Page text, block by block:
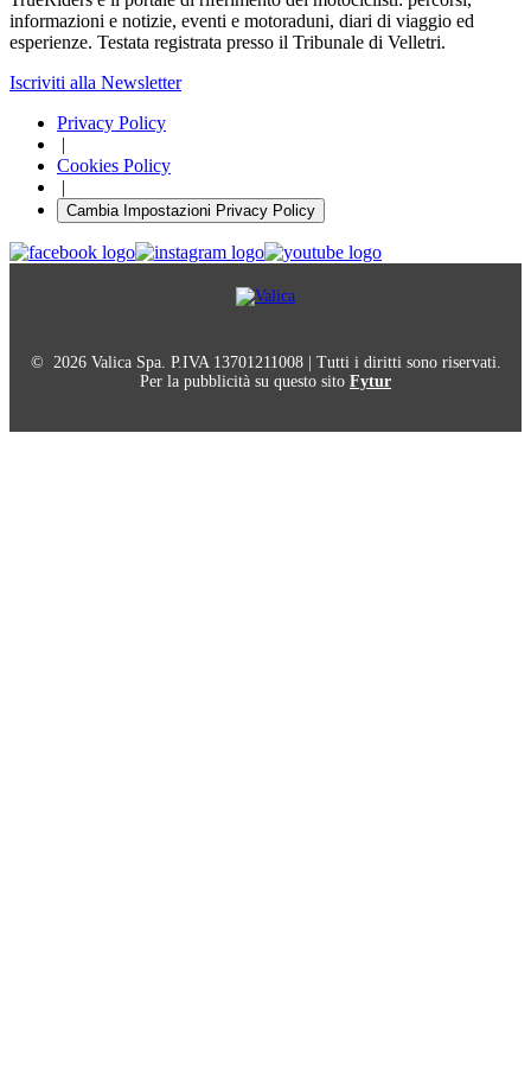
informazioni e notizie, eventi e motoraduni, diari di viaggio ed
esperienze. Testata registrata presso il Tribunale di Velletri.
Iscriviti alla Newsletter
Privacy Policy
|
Cookies Policy
|
Cambia Impostazioni Privacy Policy
© 2026 Valica Spa. P.IVA 13701211008 | Tutti i diritti sono riservati.
Per la pubblicità su questo sito Fytur